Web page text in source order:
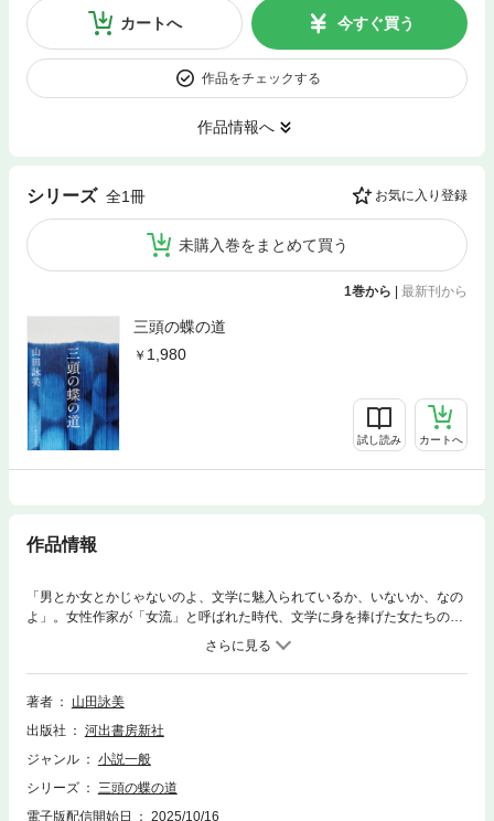
カートへ 今すぐ買う
作品をチェックする
作品情報へ
シリーズ 全1冊 お気に入り登録
未購入巻をまとめて買う
1巻から | 最新刊から
三頭の蝶の道
1,980
試し読み カートへ
作品情報
「男とか女とかじゃないのよ、文学に魅入られているか、いないか、なの
よ」。女性作家が「女流」と呼ばれた時代、文学に身を捧げた女たちの創
作の業を描く、著者40周年記念作。
著者
山田詠美
出版社
河出書房新社
ジャンル
小説一般
シリーズ
三頭の蝶の道
電子版配信開始日
2025/10/16